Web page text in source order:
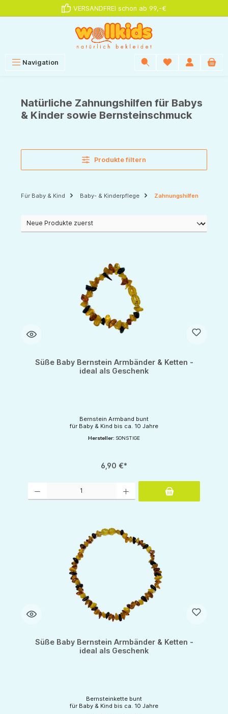
VERSANDFREI schon ab 99,-€
Navigation
Natürliche Zahnungshilfen für Babys
& Kinder sowie Bernsteinschmuck
Produkte filtern
Für Baby & Kind Baby- & Kinderpflege Zahnungshilfen
Süße Baby Bernstein Armbänder & Ketten -
ideal als Geschenk
Bernstein Armband bunt
für Baby & Kind bis ca. 10 Jahre
Hersteller: SONSTIGE
6,90 €*
Süße Baby Bernstein Armbänder & Ketten -
ideal als Geschenk
Bernsteinkette bunt
für Baby & Kind bis ca. 10 Jahre